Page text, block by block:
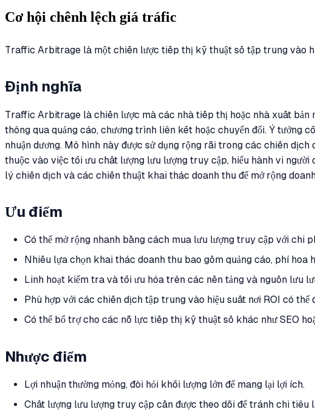
Cơ hội chênh lệch giá tráfic
Traffic Arbitrage là một chiến lược tiếp thị kỹ thuật số tập trung vào
Định nghĩa
Traffic Arbitrage là chiến lược mà các nhà tiếp thị hoặc nhà xuất
thông qua quảng cáo, chương trình liên kết hoặc chuyển đổi. Ý tưởng
nhuận dương. Mô hình này được sử dụng rộng rãi trong các chiến
thuộc vào việc tối ưu chất lượng lưu lượng truy cập, hiểu hành vi
lý chiến dịch và các chiến thuật khai thác doanh thu để mở rộng
Ưu điểm
Có thể mở rộng nhanh bằng cách mua lưu lượng truy cập với chi
Nhiều lựa chọn khai thác doanh thu bao gồm quảng cáo, phí
Linh hoạt kiểm tra và tối ưu hóa trên các nền tảng và nguồn lưu
Phù hợp với các chiến dịch tập trung vào hiệu suất nơi ROI có thể
Có thể bổ trợ cho các nỗ lực tiếp thị kỹ thuật số khác như SEO
Nhược điểm
Lợi nhuận thường mỏng, đòi hỏi khối lượng lớn để mang lại lợi ích.
Chất lượng lưu lượng truy cập cần được theo dõi để tránh chi tiêu